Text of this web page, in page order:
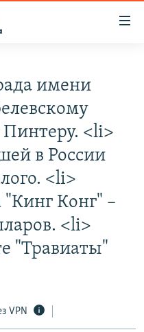
имени
Пинтеру. <li>
в России
<li>
Конг" –
<li>
"Травиаты"
VPN